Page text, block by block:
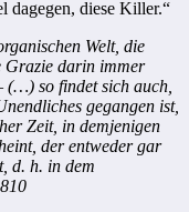
dagegen, diese Killer.“
Welt, die
Grazie darin immer
(…) so findet sich auch,
gegangen ist,
Zeit, in demjenigen
der entweder gar
d. h. in dem